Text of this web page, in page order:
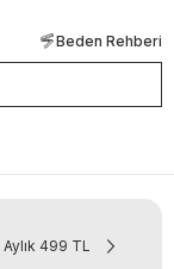
Beden Rehberi
Aylık 499 TL